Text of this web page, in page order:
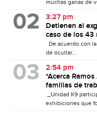
muchas ganas de
3:27 pm
Detienen al
caso de los 43
De acuerdo con
de ocultar...
2:54 pm
*Acerca
familias de
_Unidad K9
exhibiciones que